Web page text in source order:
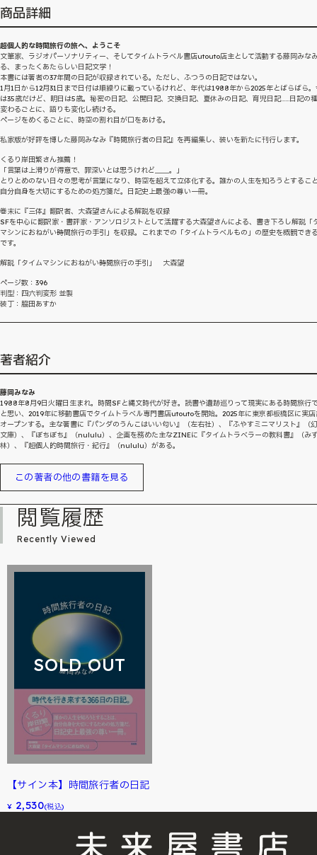
商品詳細
超個人的な時間旅行の旅へ、ようこそ
文筆家、ラジオパーソナリティー、そしてタイムトラベル書店utouto店主として活動する藤岡みな
る、まったくあたらしい日記文学！
本書には著者の37年間の日記が収録されている。ただし、ふつうの日記ではない。
1月1日から12月31日まで日付は順繰りに載っているけれど、年代は1988年から2025年とばらばら
は35歳だけど、明日は5歳。秘密の日記、公開日記、交換日記、夏休みの日記、育児日記……日記の
変わるごとに、語りも変化し続ける。
ページをめくるごとに、時空の割れ目が口をあける。
私家版が好評を博した藤岡みなみ『時間旅行者の日記』を再編集し、装いを新たに刊行します。
くるり岸田繁さん推薦！
「言葉は上滑りが得意で、罪深いとは思うけれど＿＿。」
とりとめのない日々の思考が言葉になり、時空を超えて立体化する。誰かの人生を知ろうとするこ
自分自身を大切にするための処方箋だ。日記史上最強の尊い一冊。
巻末に『三体』翻訳者、大森望さんによる解説を収録
SFを中心に翻訳家・書評家・アンソロジストとして活躍する大森望さんによる、書き下ろし解説「
マシンにおねがい──時間旅行の手引」を収録。これまでの「タイムトラベルもの」の歴史を概観でき
です。
解説「タイムマシンにおねがい──時間旅行の手引」 大森望
ページ数：396
判型：四六判変形 並製
装丁：脇田あすか
著者紹介
藤岡みなみ
1988年8月9日火曜日生まれ。時間SFと縄文時代が好き。読書や遺跡巡りって現実にある時間旅行
と思い、2019年に移動書店でタイムトラベル専門書店utoutoを開始。2025年に東京都板橋区に実
オープンする。主な著書に『パンダのうんこはいい匂い』（左右社）、『ふやすミニマリスト』（
文庫）、『ぼちぼち』（nululu）、企画を務めた主なZINEに『タイムトラベラーの教科書』（み
林）、『超個人的時間旅行・紀行』（nululu）がある。
この著者の他の書籍を見る
閲覧履歴
Recently Viewed
SOLD OUT
【サイン本】時間旅行者の日記
¥ 2,530(税込)